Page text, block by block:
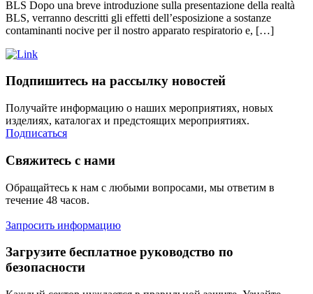
BLS Dopo una breve introduzione sulla presentazione della realtà
BLS, verranno descritti gli effetti dell’esposizione a sostanze
contaminanti nocive per il nostro apparato respiratorio e, […]
Подпишитесь на рассылку новостей
Получайте информацию о наших мероприятиях, новых
изделиях, каталогах и предстоящих мероприятиях.
Подписаться
Свяжитесь с нами
Обращайтесь к нам с любыми вопросами, мы ответим в
течение 48 часов.
Запросить информацию
Загрузите бесплатное руководство по
безопасности